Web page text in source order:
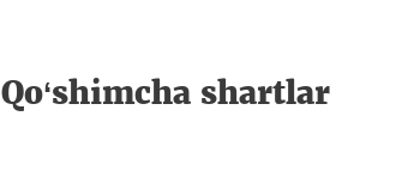
Qo‘shimcha shartlar